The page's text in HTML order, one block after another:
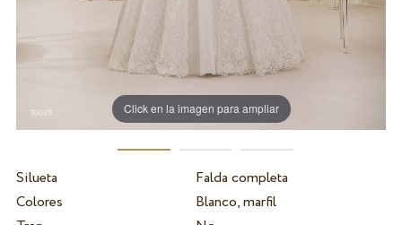
Click en la imagen para ampliar
Silueta
Falda completa
Colores
Blanco, marfil